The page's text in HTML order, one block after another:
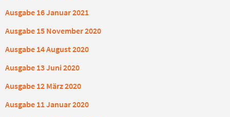
Ausgabe 16 Januar 2021
Ausgabe 15 November 2020
Ausgabe 14 August 2020
Ausgabe 13 Juni 2020
Ausgabe 12 März 2020
Ausgabe 11 Januar 2020